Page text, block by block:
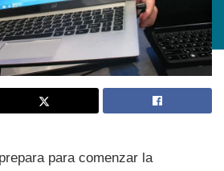
para comenzar la